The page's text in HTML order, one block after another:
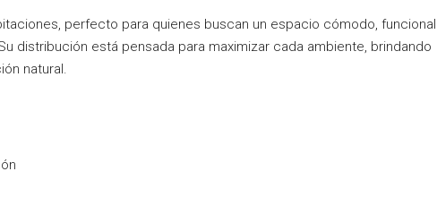
perfecto para quienes buscan un espacio cómodo, funcional
distribución está pensada para maximizar cada ambiente, brindando
natural.